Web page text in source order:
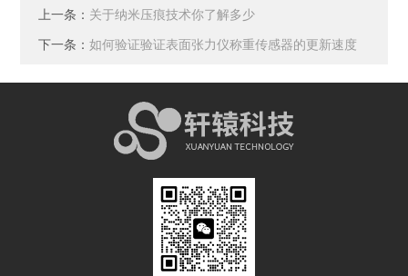
上一条： 关于纳米压痕技术你了解多少
下一条：如何验证验证表面张力仪称重传感器的更新速度